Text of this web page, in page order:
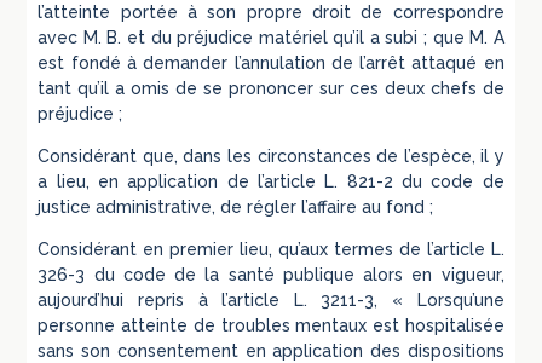
l’atteinte portée à son propre droit de correspondre
avec M. B. et du préjudice matériel qu’il a subi ; que M. A
est fondé à demander l’annulation de l’arrêt attaqué en
tant qu’il a omis de se prononcer sur ces deux chefs de
préjudice ;
Considérant que, dans les circonstances de l’espèce, il y
a lieu, en application de l’article L. 821-2 du code de
justice administrative, de régler l’affaire au fond ;
Considérant en premier lieu, qu’aux termes de l’article L.
326-3 du code de la santé publique alors en vigueur,
aujourd’hui repris à l’article L. 3211-3, « Lorsqu’une
personne atteinte de troubles mentaux est hospitalisée
sans son consentement en application des dispositions